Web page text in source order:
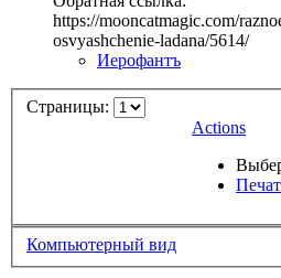
https://mooncatmagic.com/
osvyashchenie-ladana/5614/
Иерофантъ
Страницы:
Actions
Компьютерный вид